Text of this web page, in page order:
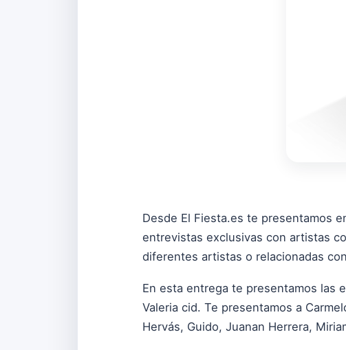
Desde El Fiesta.es te presentamos
entrevistas exclusivas con artistas
diferentes artistas o relacionadas
En esta entrega te presentamos las
Valeria cid. Te presentamos a
Hervás, Guido, Juanan Herrera,